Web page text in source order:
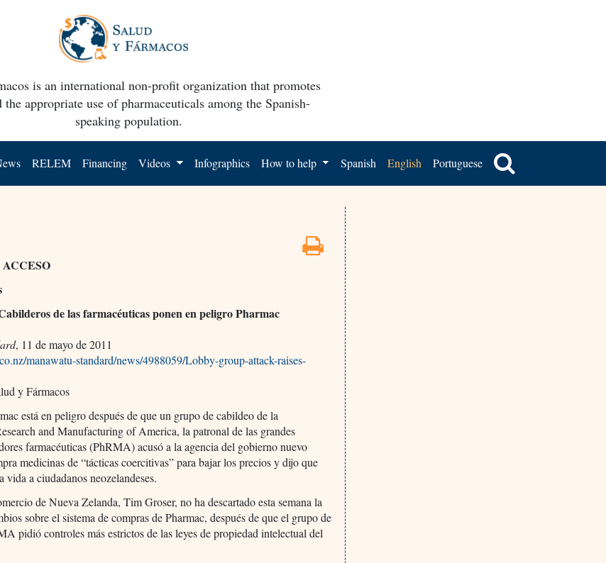
is an international non-profit organization that promotes
the appropriate use of pharmaceuticals among the Spanish-
speaking population.
RELEM Financing Videos Infographics How to help Spanish English Portuguese
de las farmacéuticas ponen en peligro Pharmac
, 11 de mayo de 2011
manawatu-standard/news/4988059/Lobby-group-attack-raises-
y Fármacos
está en peligro después de que un grupo de cabildeo de la
and Manufacturing of America, la patronal de las grandes
farmacéuticas (PhRMA) acusó a la agencia del gobierno nuevo
medicinas de “tácticas coercitivas” para bajar los precios y dijo que
vida a ciudadanos neozelandeses.
de Nueva Zelanda, Tim Groser, no ha descartado esta semana la
sobre el sistema de compras de Pharmac, después de que el grupo de
pidió controles más estrictos de las leyes de propiedad intelectual del